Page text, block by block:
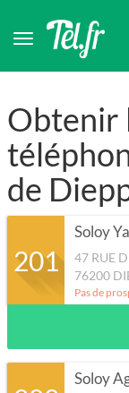
Obtenir
de
201
Soloy
47 RUE
76200
Pas de
Soloy